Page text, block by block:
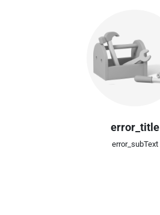
error_title
error_subText